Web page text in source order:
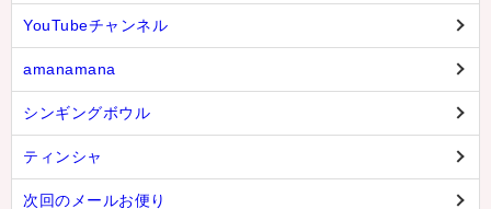
YouTubeチャンネル
amanamana
シンギングボウル
ティンシャ
次回のメールお便り